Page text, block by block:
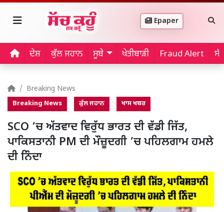
Epaper
ਦੇਸ਼ ਕੁੱਲ ਜਹਾਨ ਸੂਬੇ ਖੇਤੀਬਾੜੀ Fraud Alert
Breaking News
Breaking News ਕੁੱਲ ਜਹਾਨ ਖਾਸ ਖਬਰ
SCO ’ਚ ਅੱਤਵਾਦ ਵਿਰੁੱਧ ਭਾਰਤ ਦੀ ਵੱਡੀ ਜਿੱਤ,
ਪਾਕਿਸਤਾਨੀ PM ਦੀ ਮੌਜ਼ੂਦਗੀ ’ਚ ਪਹਿਲਗਾਮ ਹਮਲੇ
ਦੀ ਨਿੰਦਾ